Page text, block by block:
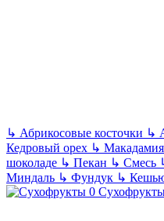
↳ Абрикосовые косточки ↳
Кедровый орех ↳ Макадамия
шоколаде ↳ Пекан ↳ Смесь
Миндаль ↳ Фундук ↳